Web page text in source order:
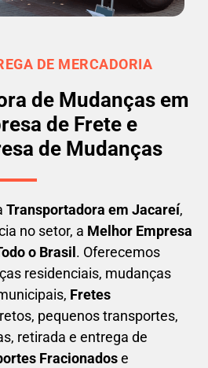
DE MERCADORIA
de Mudanças em
de Frete e
de Mudanças
Transportadora em Jacareí,
no setor, a Melhor Empresa
o Brasil. Oferecemos
residenciais, mudanças
Fretes
pequenos transportes,
retirada e entrega de
Fracionadose